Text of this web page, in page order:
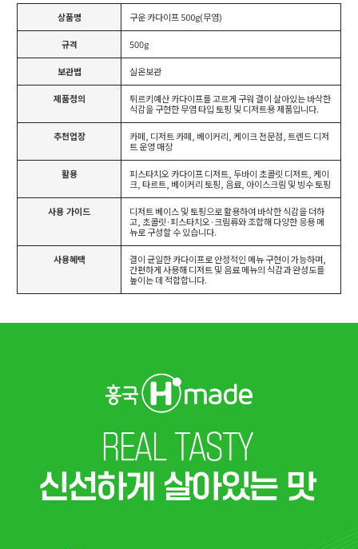
상품명 구운 카다이프 500g(무염)
규격 500g
보관법 실온보관
제품정의
튀르키예산 카다이프를 고르게 구워 결이 살아있는 바삭한
식감을 구현한 무염 타입 토핑 및 디저트용 제품입니다.
추천업장
카페, 디저트 카페, 베이커리, 케이크 전문점, 트렌드 디저
트 운영 매장
활용
피스타치오 카다이프 디저트, 두바이 초콜릿 디저트, 케이
크, 타르트, 베이커리 토핑, 음료, 아이스크림 및 빙수 토핑
사용 가이드
디저트 베이스 및 토핑으로 활용하여 바삭한 식감을 더하
고, 초콜릿·피스타치오·크림류와 조합해 다양한 응용 메
뉴로 구성할 수 있습니다.
사용혜택
결이 균일한 카다이프로 안정적인 메뉴 구현이 가능하며,
간편하게 사용해 디저트 및 음료 메뉴의 식감과 완성도를
높이는 데 적합합니다.